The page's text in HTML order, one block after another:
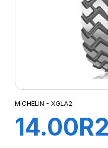
MICHELIN - XGLA2